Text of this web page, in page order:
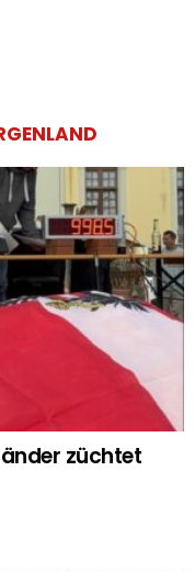
züchtet